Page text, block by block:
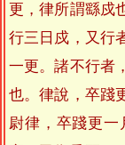
更，律所謂繇戍
行三日戍，又行
一更。諸不行者
也。律說，卒踐
尉律，卒踐更一